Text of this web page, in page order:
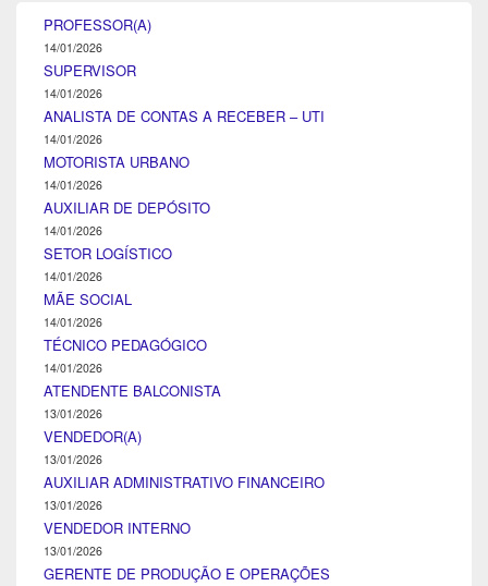
PROFESSOR(A)
14/01/2026
SUPERVISOR
14/01/2026
ANALISTA DE CONTAS A RECEBER – UTI
14/01/2026
MOTORISTA URBANO
14/01/2026
AUXILIAR DE DEPÓSITO
14/01/2026
SETOR LOGÍSTICO
14/01/2026
MÃE SOCIAL
14/01/2026
TÉCNICO PEDAGÓGICO
14/01/2026
ATENDENTE BALCONISTA
13/01/2026
VENDEDOR(A)
13/01/2026
AUXILIAR ADMINISTRATIVO FINANCEIRO
13/01/2026
VENDEDOR INTERNO
13/01/2026
GERENTE DE PRODUÇÃO E OPERAÇÕES